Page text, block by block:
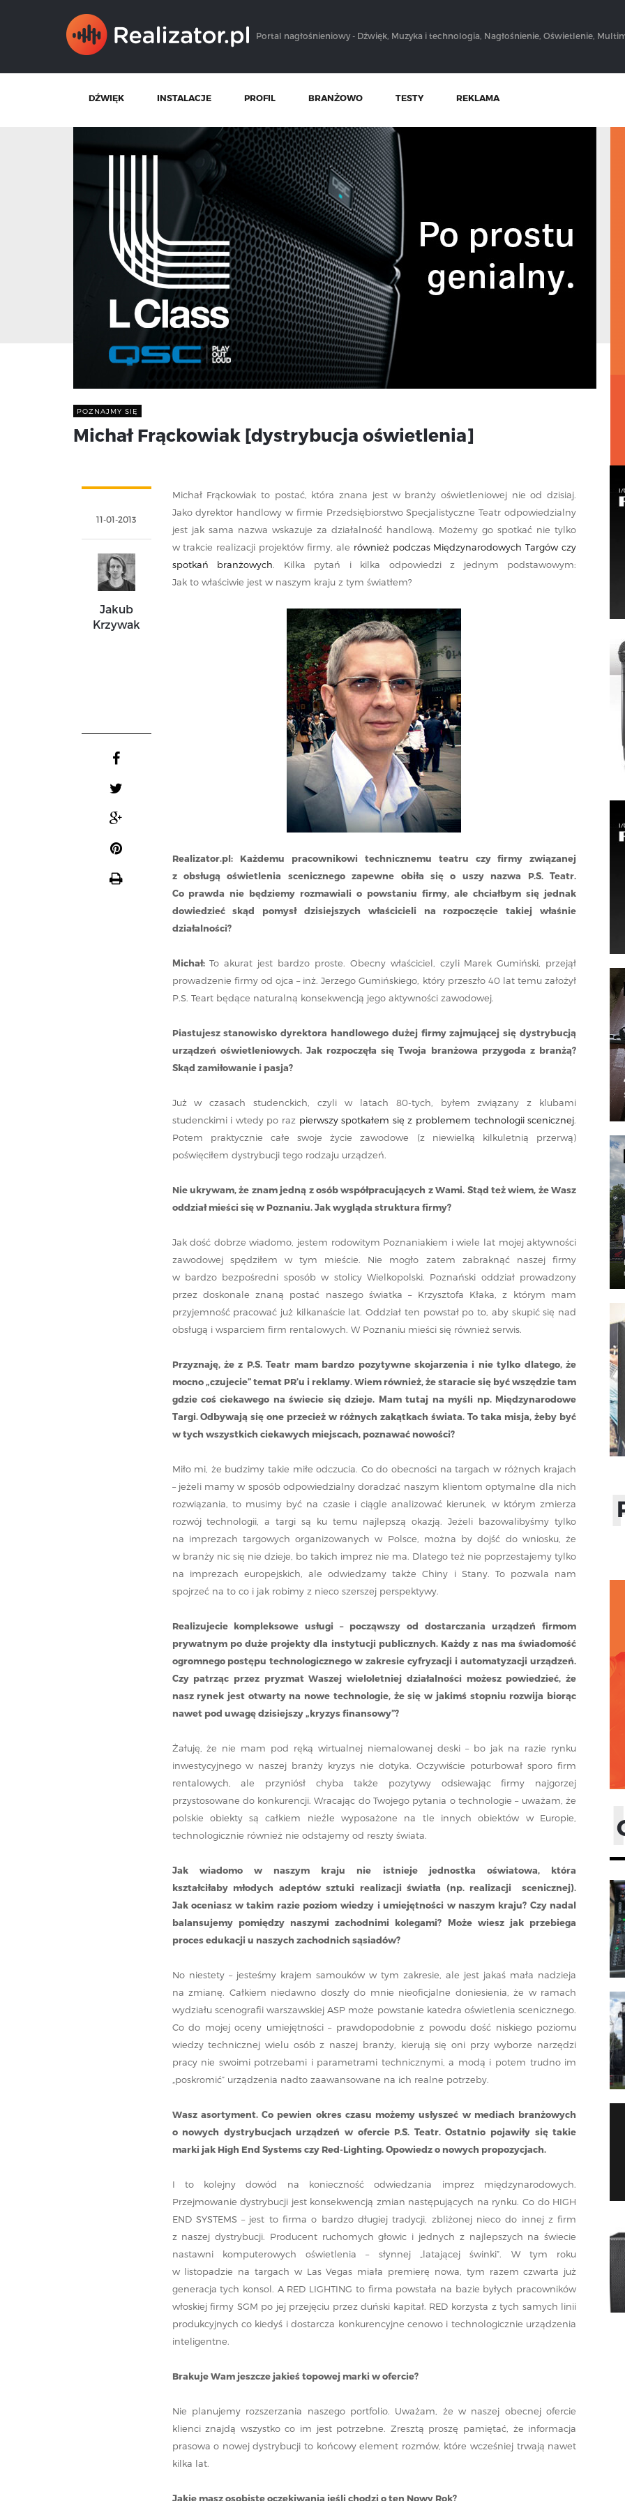
Portal nagłośnieniowy - Dźwięk, Muzyka i technologia, Nagłośnienie, Oświetlenie,
DŹWIĘK INSTALACJE PROFIL BRANŻOWO TESTY REKLAMA
POZNAJMY SIĘ
Michał Frąckowiak [dystrybucja oświetlenia]
11-01-2013
Jakub
Krzywak
Michał Frąckowiak to postać, która znana jest w branży oświetleniowej nie od dzisiaj.
Jako dyrektor handlowy w firmie Przedsiębiorstwo Specjalistyczne Teatr odpowiedzialny
jest jak sama nazwa wskazuje za działalność handlową. Możemy go spotkać nie tylko
w trakcie realizacji projektów firmy, ale również podczas Międzynarodowych Targów czy
spotkań branżowych. Kilka pytań i kilka odpowiedzi z jednym podstawowym:
Jak to właściwie jest w naszym kraju z tym światłem?
Realizator.pl:
Każdemu pracownikowi technicznemu teatru czy firmy związanej
z obsługą oświetlenia scenicznego zapewne obiła się o uszy nazwa P.S. Teatr.
Co prawda nie będziemy rozmawiali o powstaniu firmy, ale chciałbym się jednak
dowiedzieć skąd pomysł dzisiejszych właścicieli na rozpoczęcie takiej właśnie
działalności?
Michał:To akurat jest bardzo proste. Obecny właściciel, czyli Marek Gumiński, przejął
prowadzenie firmy od ojca – inż. Jerzego Gumińskiego, który przeszło 40 lat temu założył
P.S. Teart będące naturalną konsekwencją jego aktywności zawodowej.
Piastujesz stanowisko dyrektora handlowego dużej firmy zajmującej się dystrybucją
urządzeń oświetleniowych. Jak rozpoczęła się Twoja branżowa przygoda z branżą?
Skąd zamiłowanie i pasja?
Już w czasach studenckich, czyli w latach 80-tych, byłem związany z klubami
studenckimi i wtedy po raz pierwszy spotkałem się z problemem technologii scenicznej.
Potem praktycznie całe swoje życie zawodowe (z niewielką kilkuletnią przerwą)
poświęciłem dystrybucji tego rodzaju urządzeń.
Nie ukrywam, że znam jedną z osób współpracujących z Wami. Stąd też wiem, że Wasz
oddział mieści się w Poznaniu. Jak wygląda struktura firmy?
Jak dość dobrze wiadomo, jestem rodowitym Poznaniakiem i wiele lat mojej aktywności
zawodowej spędziłem w tym mieście. Nie mogło zatem zabraknąć naszej firmy
w bardzo bezpośredni sposób w stolicy Wielkopolski. Poznański oddział prowadzony
przez doskonale znaną postać naszego światka – Krzysztofa Kłaka, z którym mam
przyjemność pracować już kilkanaście lat. Oddział ten powstał po to, aby skupić się nad
obsługą i wsparciem firm rentalowych. W Poznaniu mieści się również serwis.
Przyznaję, że z P.S. Teatr mam bardzo pozytywne skojarzenia i nie tylko dlatego, że
mocno „czujecie” temat PR’u i reklamy. Wiem również, że staracie się być wszędzie tam
gdzie coś ciekawego na świecie się dzieje. Mam tutaj na myśli np. Międzynarodowe
Targi. Odbywają się one przecież w różnych zakątkach świata. To taka misja, żeby być
w tych wszystkich ciekawych miejscach, poznawać nowości?
Miło mi, że budzimy takie miłe odczucia. Co do obecności na targach w różnych krajach
– jeżeli mamy w sposób odpowiedzialny doradzać naszym klientom optymalne dla nich
rozwiązania, to musimy być na czasie i ciągle analizować kierunek, w którym zmierza
rozwój technologii, a targi są ku temu najlepszą okazją. Jeżeli bazowalibyśmy tylko
na imprezach targowych organizowanych w Polsce, można by dojść do wniosku, że
w branży nic się nie dzieje, bo takich imprez nie ma. Dlatego też nie poprzestajemy tylko
na imprezach europejskich, ale odwiedzamy także Chiny i Stany. To pozwala nam
spojrzeć na to co i jak robimy z nieco szerszej perspektywy.
Realizujecie kompleksowe usługi – począwszy od dostarczania urządzeń firmom
prywatnym po duże projekty dla instytucji publicznych. Każdy z nas ma świadomość
ogromnego postępu technologicznego w zakresie cyfryzacji i automatyzacji urządzeń.
Czy patrząc przez pryzmat Waszej wieloletniej działalności możesz powiedzieć, że
nasz rynek jest otwarty na nowe technologie, że się w jakimś stopniu rozwija biorąc
nawet pod uwagę dzisiejszy „kryzys finansowy”?
Żałuję, że nie mam pod ręką wirtualnej niemalowanej deski – bo jak na razie rynku
inwestycyjnego w naszej branży kryzys nie dotyka. Oczywiście poturbował sporo firm
rentalowych, ale przyniósł chyba także pozytywy odsiewając firmy najgorzej
przystosowane do konkurencji. Wracając do Twojego pytania o technologie – uważam, że
polskie obiekty są całkiem nieźle wyposażone na tle innych obiektów w Europie,
technologicznie również nie odstajemy od reszty świata.
Jak wiadomo w naszym kraju nie istnieje jednostka oświatowa, która
kształciłaby młodych adeptów sztuki realizacji światła (np. realizacji scenicznej).
Jak oceniasz w takim razie poziom wiedzy i umiejętności w naszym kraju? Czy nadal
balansujemy pomiędzy naszymi zachodnimi kolegami? Może wiesz jak przebiega
proces edukacji u naszych zachodnich sąsiadów?
No niestety – jesteśmy krajem samouków w tym zakresie, ale jest jakaś mała nadzieja
na zmianę. Całkiem niedawno doszły do mnie nieoficjalne doniesienia, że w ramach
wydziału scenografii warszawskiej ASP może powstanie katedra oświetlenia scenicznego.
Co do mojej oceny umiejętności – prawdopodobnie z powodu dość niskiego poziomu
wiedzy technicznej wielu osób z naszej branży, kierują się oni przy wyborze narzędzi
pracy nie swoimi potrzebami i parametrami technicznymi, a modą i potem trudno im
„poskromić” urządzenia nadto zaawansowane na ich realne potrzeby.
Wasz asortyment. Co pewien okres czasu możemy usłyszeć w mediach branżowych
o nowych dystrybucjach urządzeń w ofercie P.S. Teatr. Ostatnio pojawiły się takie
marki jak High End Systems czy Red-Lighting. Opowiedz o nowych propozycjach.
I to kolejny dowód na konieczność odwiedzania imprez międzynarodowych.
Przejmowanie dystrybucji jest konsekwencją zmian następujących na rynku. Co do HIGH
END SYSTEMS – jest to firma o bardzo długiej tradycji, zbliżonej nieco do innej z firm
z naszej dystrybucji. Producent ruchomych głowic i jednych z najlepszych na świecie
nastawni komputerowych oświetlenia – słynnej „latającej świnki”. W tym roku
w listopadzie na targach w Las Vegas miała premierę nowa, tym razem czwarta już
generacja tych konsol. A RED LIGHTING to firma powstała na bazie byłych pracowników
włoskiej firmy SGM po jej przejęciu przez duński kapitał. RED korzysta z tych samych linii
produkcyjnych co kiedyś i dostarcza konkurencyjne cenowo i technologicznie urządzenia
inteligentne.
Brakuje Wam jeszcze jakieś topowej marki w ofercie?
Nie planujemy rozszerzania naszego portfolio. Uważam, że w naszej obecnej ofercie
klienci znajdą wszystko co im jest potrzebne. Zresztą proszę pamiętać, że informacja
prasowa o nowej dystrybucji to końcowy element rozmów, które wcześniej trwają nawet
kilka lat.
Jakie masz osobiste oczekiwania jeśli chodzi o ten Nowy Rok?